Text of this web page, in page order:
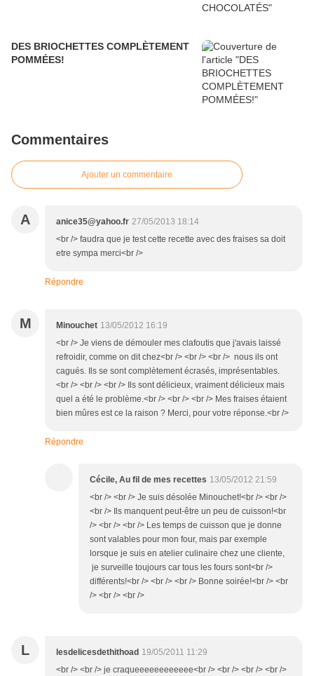
DES BRIOCHETTES COMPLÈTEMENT
POMMÉES!
Commentaires
Ajouter un commentaire
A anice35@yahoo.fr 27/05/2013 18:14
<br /> faudra que je test cette recette avec des fraises sa doit
etre sympa merci<br />
Répondre
M Minouchet 13/05/2012 16:19
<br /> Je viens de démouler mes clafoutis que j'avais laissé
refroidir, comme on dit chez<br /> <br /> <br /> nous ils ont
cagués. Ils se sont complètement écrasés, imprésentables.
<br /> <br /> <br /> Ils sont délicieux, vraiment délicieux mais
quel a été le problème.<br /> <br /> <br /> Mes fraises étaient
bien mûres est ce la raison ? Merci, pour votre réponse.<br />
Répondre
Cécile, Au fil de mes recettes 13/05/2012 21:59
<br /> <br /> Je suis désolée Minouchet!<br /> <br />
<br /> Ils manquent peut-être un peu de cuisson!<br
/> <br /> <br /> Les temps de cuisson que je donne
sont valables pour mon four, mais par exemple
lorsque je suis en atelier culinaire chez une cliente,
je surveille toujours car tous les fours sont<br />
différents!<br /> <br /> <br /> Bonne soirée!<br /> <br
/> <br /> <br />
L lesdelicesdethithoad 19/05/2011 11:29
<br /> <br /> je craqueeeeeeeeeeee<br /> <br /> <br /> <br />